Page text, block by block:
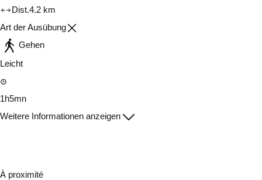
Dist.4.2 km
Art der Ausübung
Gehen
Leicht
1h5mn
Weitere Informationen anzeigen
À proximité